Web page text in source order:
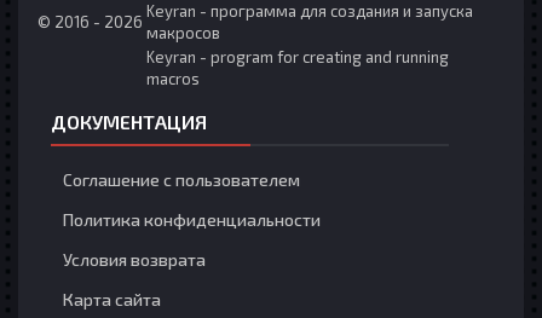
© 2016 - 2026
Keyran - программа для создания и запуска
макросов
Keyran - program for creating and running
macros
ДОКУМЕНТАЦИЯ
Соглашение с пользователем
Политика конфиденциальности
Условия возврата
Карта сайта